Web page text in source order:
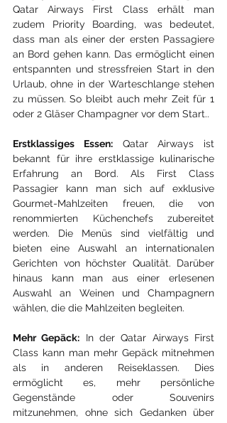
Qatar Airways First Class erhält man
zudem Priority Boarding, was bedeutet,
dass man als einer der ersten Passagiere
an Bord gehen kann. Das ermöglicht einen
entspannten und stressfreien Start in den
Urlaub, ohne in der Warteschlange stehen
zu müssen. So bleibt auch mehr Zeit für 1
oder 2 Gläser Champagner vor dem Start..
Erstklassiges Essen: Qatar Airways ist
bekannt für ihre erstklassige kulinarische
Erfahrung an Bord. Als First Class
Passagier kann man sich auf exklusive
Gourmet-Mahlzeiten freuen, die von
renommierten Küchenchefs zubereitet
werden. Die Menüs sind vielfältig und
bieten eine Auswahl an internationalen
Gerichten von höchster Qualität. Darüber
hinaus kann man aus einer erlesenen
Auswahl an Weinen und Champagnern
wählen, die die Mahlzeiten begleiten.
Mehr Gepäck: In der Qatar Airways First
Class kann man mehr Gepäck mitnehmen
als in anderen Reiseklassen. Dies
ermöglicht es, mehr persönliche
Gegenstände oder Souvenirs
mitzunehmen, ohne sich Gedanken über